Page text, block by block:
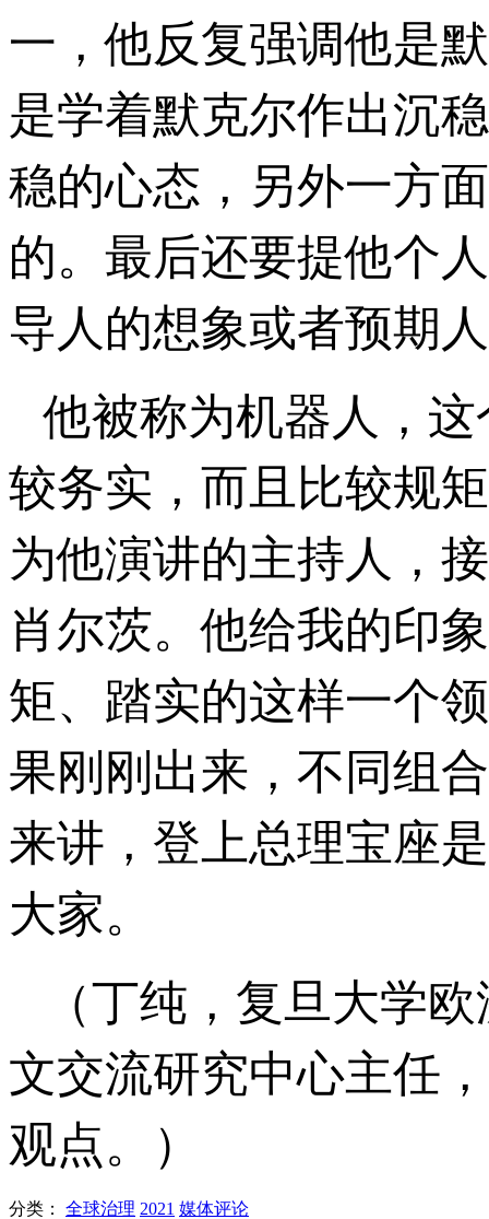
一，他反复强调他是
是学着默克尔作出沉
稳的心态，另外一方
的。最后还要提他个
导人的想象或者预期
他被称为机器人，
较务实，而且比较规
为他演讲的主持人，
肖尔茨。他给我的印
矩、踏实的这样一个
果刚刚出来，不同组
来讲，登上总理宝座
大家。
（丁纯，复旦大学
文交流研究中心主任
观点。）
分类： 全球治理 2021 媒体评论